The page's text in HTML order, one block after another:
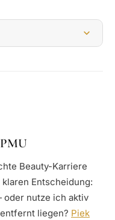
Beauty-Karriere
Entscheidung:
nutze ich aktiv
liegen? Piek